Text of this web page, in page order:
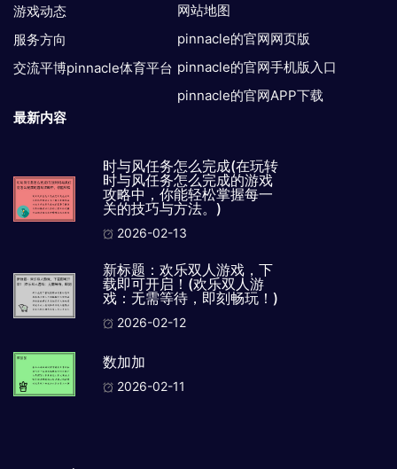
游戏动态
服务方向
交流平博pinnacle体育平台
网站地图
pinnacle的官网网页版
pinnacle的官网手机版入口
pinnacle的官网APP下载
最新内容
时与风任务怎么完成(在玩转
时与风任务怎么完成的游戏
攻略中，你能轻松掌握每一
关的技巧与方法。)
2026-02-13
新标题：欢乐双人游戏，下
载即可开启！(欢乐双人游
戏：无需等待，即刻畅玩！)
2026-02-12
数加加
2026-02-11